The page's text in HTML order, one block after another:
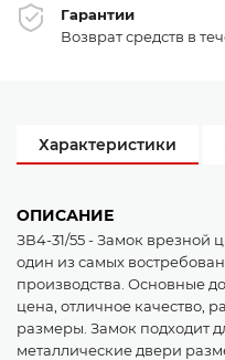
Гарантии
Возврат средств в
Характеристики
ОПИСАНИЕ
ЗВ4-31/55 - Замок врезной
один из самых
производства. Основные
цена, отличное качество,
размеры. Замок подходит
металлические двери